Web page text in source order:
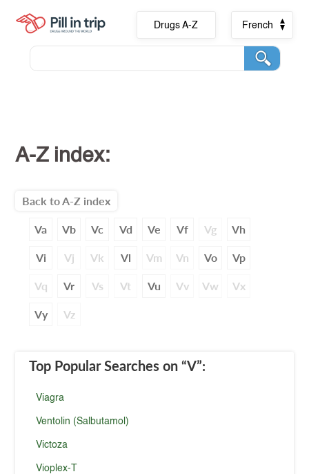
Drugs A-Z French
A-Z index:
Back to A-Z index
Va Vb Vc Vd Ve Vf Vg Vh
Vi Vj Vk Vl Vm Vn Vo Vp
Vq Vr Vs Vt Vu Vv Vw Vx
Vy Vz
Top Popular Searches on “V”:
Viagra
Ventolin (Salbutamol)
Victoza
Vioplex-T